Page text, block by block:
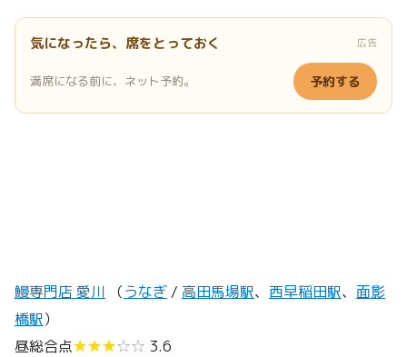
気になったら、席をとっておく 広告
満席になる前に、ネット予約。 予約する
鰻専門店 愛川 （うなぎ / 高田馬場駅、 西早稲田駅、 面影
橋駅）
昼総合点★★★☆☆ 3.6